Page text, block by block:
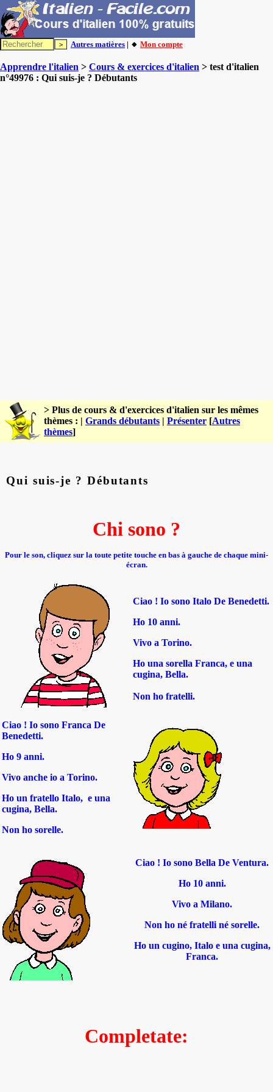
Autres matières | 🔸 Mon compte
Apprendre l'italien > Cours & exercices d'italien > test d'italien
n°49976 : Qui suis-je ? Débutants
> Plus de cours & d'exercices d'italien sur les mêmes
thèmes : | Grands débutants | Présenter [Autres
thèmes]
Qui suis-je ? Débutants
Chi sono ?
Pour le son, cliquez sur la toute petite touche en bas à gauche de chaque mini-
écran.
Ciao ! Io sono Italo De Benedetti.
Ho 10 anni.
Vivo a Torino.
Ho una sorella Franca, e una
cugina, Bella.
Non ho fratelli.
Ciao ! Io sono Franca De
Benedetti.
Ho 9 anni.
Vivo anche io a Torino.
Ho un fratello Italo, e una
cugina, Bella.
Non ho sorelle.
Ciao ! Io sono Bella De Ventura.
Ho 10 anni.
Vivo a Milano.
Non ho né fratelli né sorelle.
Ho un cugino, Italo e una cugina,
Franca.
Completate: